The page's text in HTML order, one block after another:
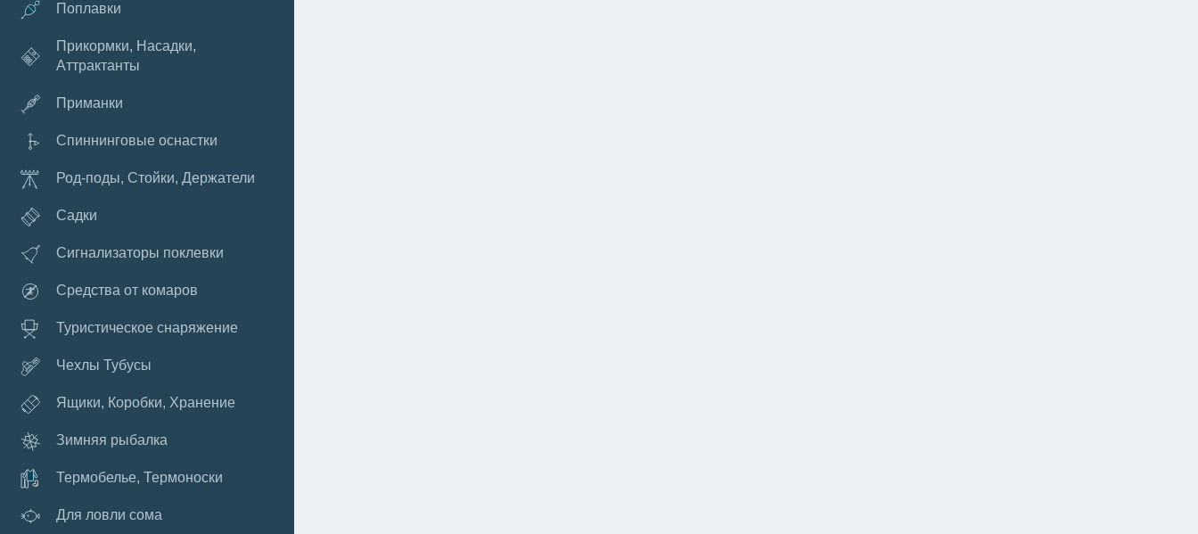
Поплавки
Прикормки, Насадки,
Аттрактанты
Приманки
Спиннинговые оснастки
Род-поды, Стойки, Держатели
Садки
Сигнализаторы поклевки
Средства от комаров
Туристическое снаряжение
Чехлы Тубусы
Ящики, Коробки, Хранение
Зимняя рыбалка
Термобелье, Термоноски
Для ловли сома